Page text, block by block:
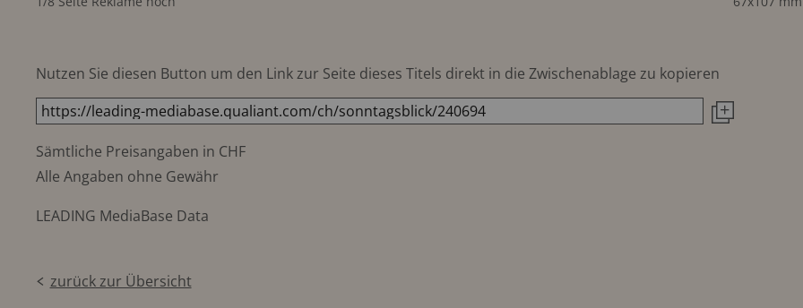
Nutzen Sie diesen Button um den Link zur Seite dieses Titels direkt in die Zwischenablage zu kopieren
Sämtliche Preisangaben in CHF
Alle Angaben ohne Gewähr
LEADING MediaBase Data
zurück zur Übersicht